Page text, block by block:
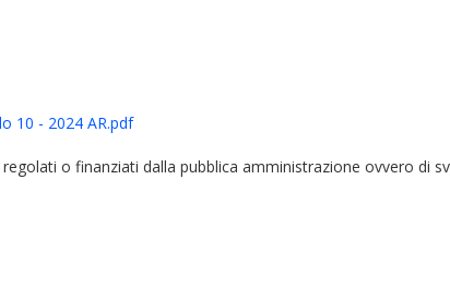
10 - 2024 AR.pdf
o finanziati dalla pubblica amministrazione ovvero di